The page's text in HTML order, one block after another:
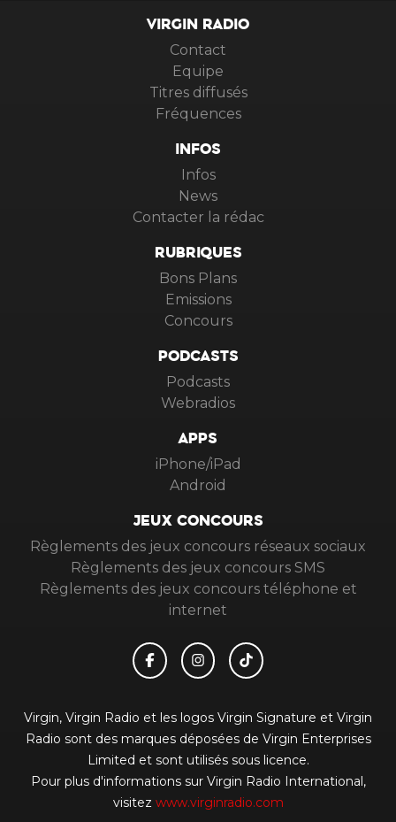
VIRGIN RADIO
Contact
Equipe
Titres diffusés
Fréquences
INFOS
Infos
News
Contacter la rédac
RUBRIQUES
Bons Plans
Emissions
Concours
PODCASTS
Podcasts
Webradios
APPS
iPhone/iPad
Android
JEUX CONCOURS
Règlements des jeux concours réseaux sociaux
Règlements des jeux concours SMS
Règlements des jeux concours téléphone et
internet
Virgin, Virgin Radio et les logos Virgin Signature et Virgin
Radio sont des marques déposées de Virgin Enterprises
Limited et sont utilisés sous licence.
Pour plus d'informations sur Virgin Radio International,
visitez www.virginradio.com